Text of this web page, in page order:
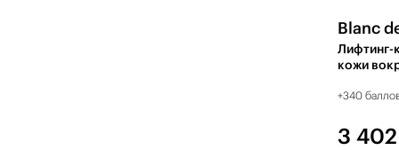
Blanc
кожи
+340
3